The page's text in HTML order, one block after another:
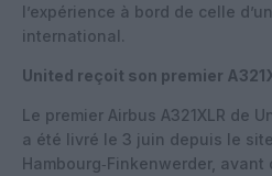
l’expérience à bord de celle
international.
United reçoit son premier
Le premier Airbus A321XLR de
a été livré le 3 juin depuis le site
Hambourg‑Finkenwerder, avant